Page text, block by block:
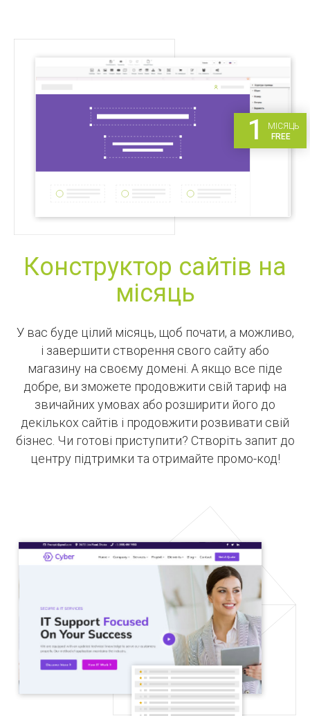
1
МІСЯЦЬ
FREE
Конструктор сайтів на
місяць
У вас буде цілий місяць, щоб почати, а можливо,
і завершити створення свого сайту або
магазину на своєму домені. А якщо все піде
добре, ви зможете продовжити свій тариф на
звичайних умовах або розширити його до
декількох сайтів і продовжити розвивати свій
бізнес. Чи готові приступити? Створіть запит до
центру підтримки та отримайте промо-код!